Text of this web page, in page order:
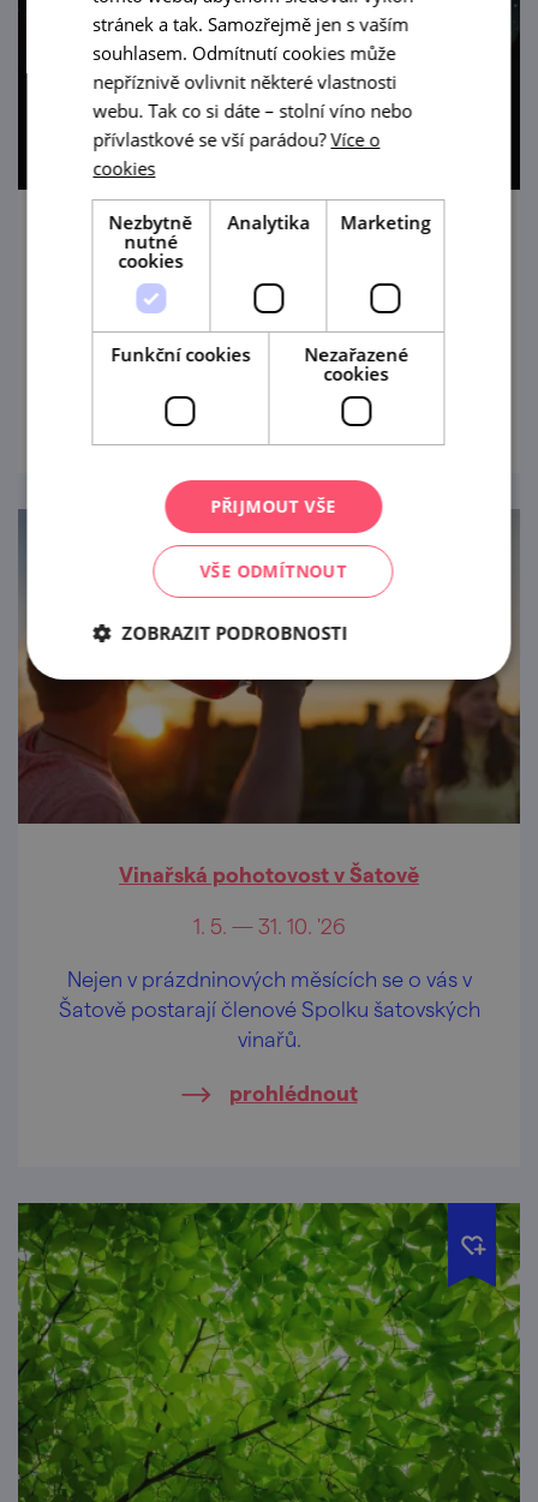
Noc sv. Vavřince na vinici Peklo v Šatově
14. 8. '26
Večerní posezení s pozorováním hvězd.
prohlédnout
Vinařská pohotovost v Šatově
1. 5. — 31. 10. '26
Nejen v prázdninových měsících se o vás v
Šatově postarají členové Spolku šatovských
vinařů.
prohlédnout
stránek a tak. Samozřejmě jen s vaším
souhlasem. Odmítnutí cookies může
nepříznivě ovlivnit některé vlastnosti
webu. Tak co si dáte – stolní víno nebo
přívlastkové se vší parádou?Více o
cookies
Nezbytně
nutné
cookies
Analytika Marketing
Funkční cookies
Nezařazené
cookies
PŘIJMOUT VŠE
VŠE ODMÍTNOUT
ZOBRAZIT PODROBNOSTI